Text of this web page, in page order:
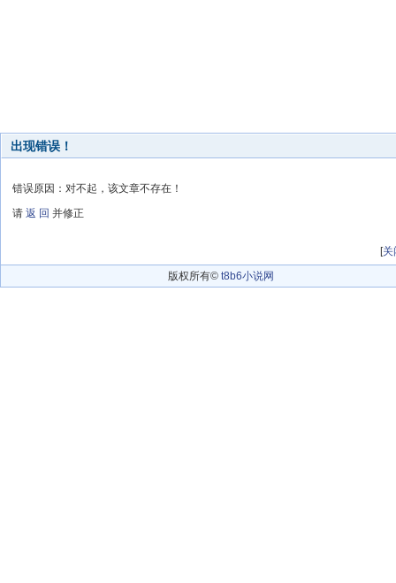
出现错误！
错误原因：对不起，该文章不存在！
请 返 回 并修正
[关
版权所有© t8b6小说网